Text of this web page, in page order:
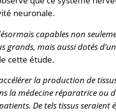
neuronale.
capables non
mais aussi dotés
cette étude.
la production de
la médecine réparatrice ou
De tels tissus